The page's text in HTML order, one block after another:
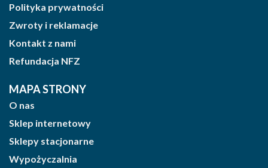
Polityka prywatności
Zwroty i reklamacje
Kontakt z nami
Refundacja NFZ
MAPA STRONY
O nas
Sklep internetowy
Sklepy stacjonarne
Wypożyczalnia